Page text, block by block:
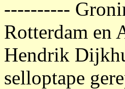
----------
Rotterdam en
Hendrik
selloptape